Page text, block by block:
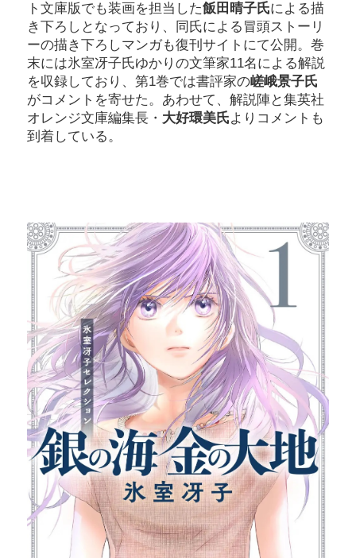
ト文庫版でも装画を担当した飯田晴子氏による描
き下ろしとなっており、同氏による冒頭ストーリ
ーの描き下ろしマンガも復刊サイトにて公開。巻
末には氷室冴子氏ゆかりの文筆家11名による解説
を収録しており、第1巻では書評家の嵯峨景子氏
がコメントを寄せた。あわせて、解説陣と集英社
オレンジ文庫編集長・ 大好環美氏よりコメントも
到着している。